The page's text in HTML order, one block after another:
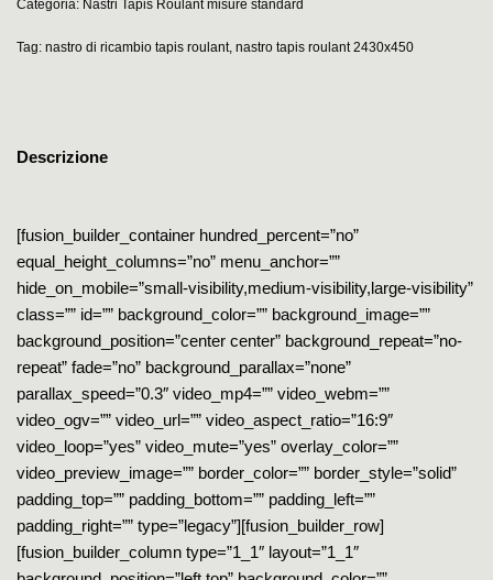
Categoria: Nastri Tapis Roulant misure standard
Tag: nastro di ricambio tapis roulant, nastro tapis roulant 2430x450
Descrizione
[fusion_builder_container hundred_percent=”no”
equal_height_columns=”no” menu_anchor=””
hide_on_mobile=”small-visibility,medium-visibility,large-visibility”
class=”” id=”” background_color=”” background_image=””
background_position=”center center” background_repeat=”no-
repeat” fade=”no” background_parallax=”none”
parallax_speed=”0.3″ video_mp4=”” video_webm=””
video_ogv=”” video_url=”” video_aspect_ratio=”16:9″
video_loop=”yes” video_mute=”yes” overlay_color=””
video_preview_image=”” border_color=”” border_style=”solid”
padding_top=”” padding_bottom=”” padding_left=””
padding_right=”” type=”legacy”][fusion_builder_row]
[fusion_builder_column type=”1_1″ layout=”1_1″